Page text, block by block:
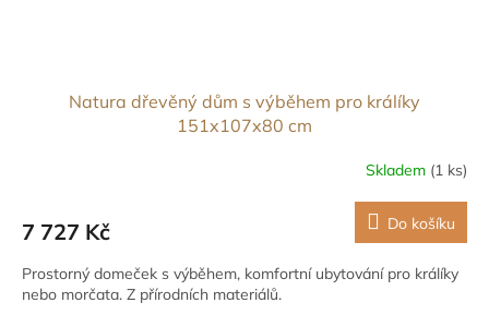
Natura dřevěný dům s výběhem pro králíky
151x107x80 cm
Skladem (1 ks)
7 727 Kč Do košíku
Prostorný domeček s výběhem, komfortní ubytování pro králíky
nebo morčata. Z přírodních materiálů.